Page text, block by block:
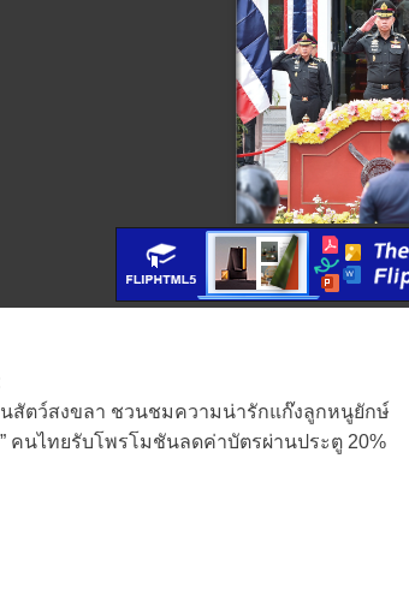
สัตว์สงขลา ชวนชมความน่ารักแก๊งลูกหนูยักษ์
คนไทยรับโพรโมชันลดค่าบัตรผ่านประตู 20%